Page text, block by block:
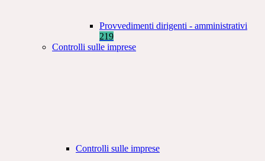
Provvedimenti dirigenti - amministrativi
219
Controlli sulle imprese
Controlli sulle imprese